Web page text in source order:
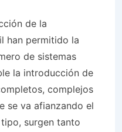
de la
han permitido la
de sistemas
la introducción de
complejos
se va afianzando el
surgen tanto